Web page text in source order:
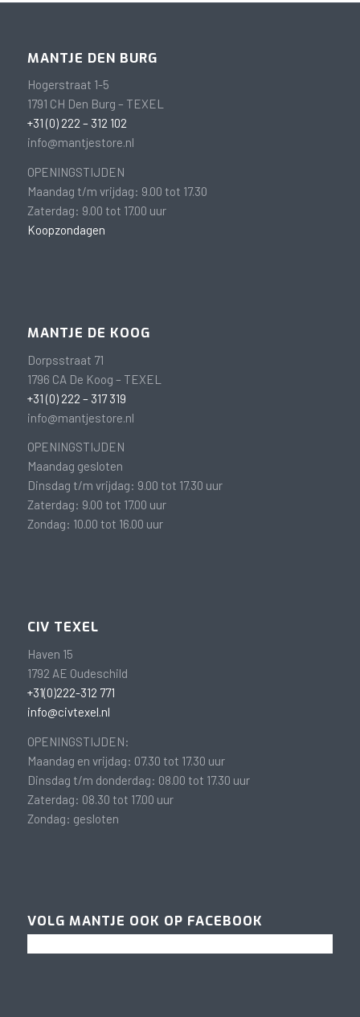
MANTJE DEN BURG
Hogerstraat 1-5
1791 CH Den Burg – TEXEL
+31 (0) 222 – 312 102
info@mantjestore.nl
OPENINGSTIJDEN
Maandag t/m vrijdag: 9.00 tot 17.30
Zaterdag: 9.00 tot 17.00 uur
Koopzondagen
MANTJE DE KOOG
Dorpsstraat 71
1796 CA De Koog – TEXEL
+31 (0) 222 – 317 319
info@mantjestore.nl
OPENINGSTIJDEN
Maandag gesloten
Dinsdag t/m vrijdag: 9.00 tot 17.30 uur
Zaterdag: 9.00 tot 17.00 uur
Zondag: 10.00 tot 16.00 uur
CIV TEXEL
Haven 15
1792 AE Oudeschild
+31(0)222-312 771
info@civtexel.nl
OPENINGSTIJDEN:
Maandag en vrijdag: 07.30 tot 17.30 uur
Dinsdag t/m donderdag: 08.00 tot 17.30 uur
Zaterdag: 08.30 tot 17.00 uur
Zondag: gesloten
VOLG MANTJE OOK OP FACEBOOK